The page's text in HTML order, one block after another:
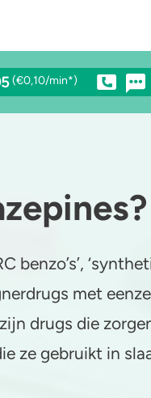
(€0,10/min*)
Heb je
anoniem
0900
benzo’s’,
met
drugs die
ze gebruikt in